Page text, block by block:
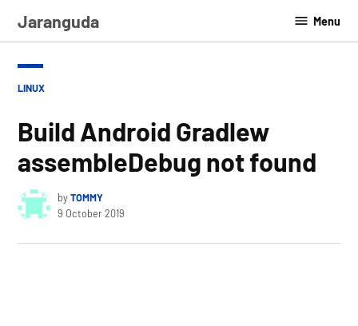
Jaranguda Menu
POSTED
LINUX
Build Android Gradlew
assembleDebug not found
byTOMMY
9 October 2019